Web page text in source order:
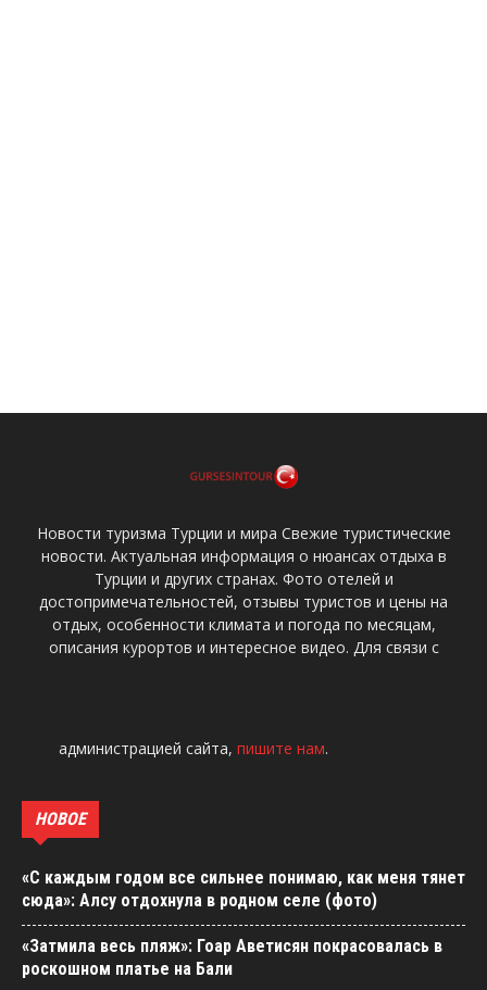
Новости туризма Турции и мира Свежие туристические
новости. Актуальная информация о нюансах отдыха в
Турции и других странах. Фото отелей и
достопримечательностей, отзывы туристов и цены на
отдых, особенности климата и погода по месяцам,
описания курортов и интересное видео. Для связи с
администрацией сайта, пишите нам.
НОВОЕ
«С каждым годом все сильнее понимаю, как меня тянет
сюда»: Алсу отдохнула в родном селе (фото)
«Затмила весь пляж»: Гоар Аветисян покрасовалась в
роскошном платье на Бали